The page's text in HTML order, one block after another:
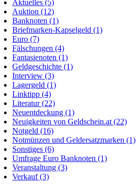
Aktuelles (5)
Auktion (12)
Banknoten (1)
Briefmarken-Kapselgeld (1)
Euro (7)
Fälschungen (4)
Fantasienoten (1)
Geldgeschichte (1)
Interview (3)
Lagergeld (1)
Linktipp (4)
Literatur (22)
Neuentdeckung (1)
Neuigkeiten von Geldschein.at (22)
Notgeld (16)
Notmünzen und Geldersatzmarken (1)
Sonstiges (6)
Umfrage Euro Banknoten (1)
Veranstaltung (3)
Verkauf (3)